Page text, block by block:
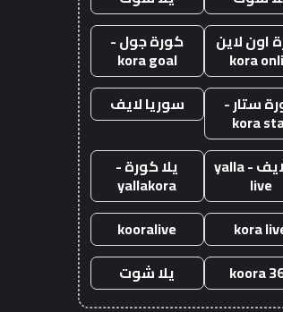
اون لاين
كورة جول -
kora goal
ستار -
kora
سوريا لايف
يلا لايف - yalla
live
يلا كورة -
yallakora
kora
kooralive
koora
يلا شوت